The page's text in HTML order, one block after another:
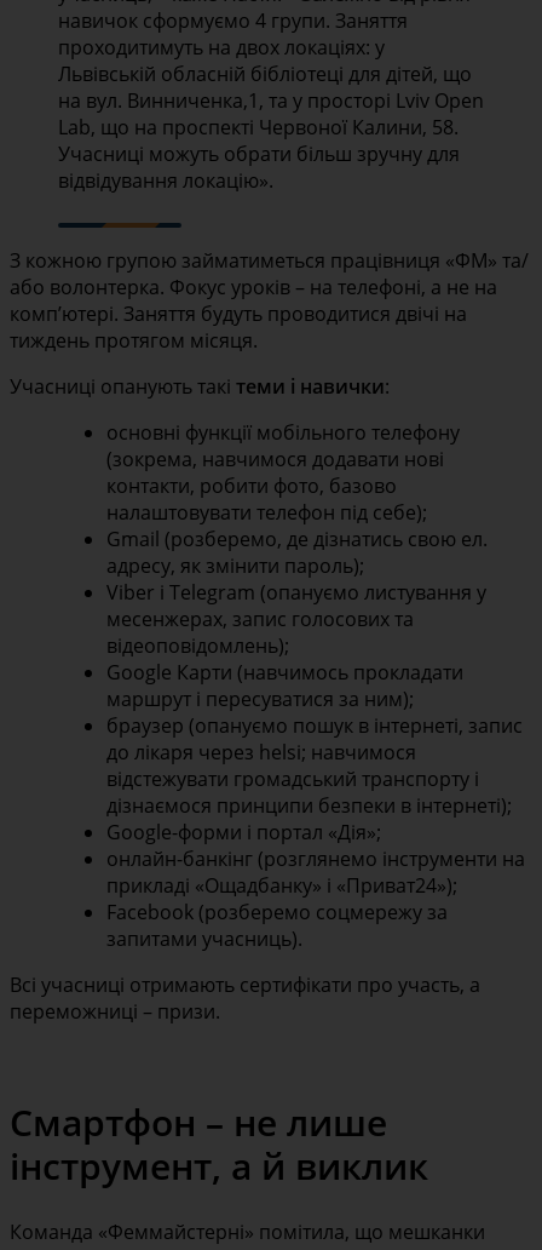
навичок сформуємо 4 групи. Заняття
проходитимуть на двох локаціях: у
Львівській обласній бібліотеці для дітей, що
на вул. Винниченка,1, та у просторі Lviv Open
Lab, що на проспекті Червоної Калини, 58.
Учасниці можуть обрати більш зручну для
відвідування локацію».
З кожною групою займатиметься працівниця «ФМ» та/
або волонтерка. Фокус уроків – на телефоні, а не на
комп’ютері. Заняття будуть проводитися двічі на
тиждень протягом місяця.
Учасниці опанують такі теми і навички:
основні функції мобільного телефону
(зокрема, навчимося додавати нові
контакти, робити фото, базово
налаштовувати телефон під себе);
Gmail (розберемо, де дізнатись свою ел.
адресу, як змінити пароль);
Viber і Telegram (опануємо листування у
месенжерах, запис голосових та
відеоповідомлень);
Google Карти (навчимось прокладати
маршрут і пересуватися за ним);
браузер (опануємо пошук в інтернеті, запис
до лікаря через helsi; навчимося
відстежувати громадський транспорту і
дізнаємося принципи безпеки в інтернеті);
Google-форми і портал «Дія»;
онлайн-банкінг (розглянемо інструменти на
прикладі «Ощадбанку» і «Приват24»);
Facebook (розберемо соцмережу за
запитами учасниць).
Всі учасниці отримають сертифікати про участь, а
переможниці – призи.
Смартфон – не лише
інструмент, а й виклик
Команда «Феммайстерні» помітила, що мешканки